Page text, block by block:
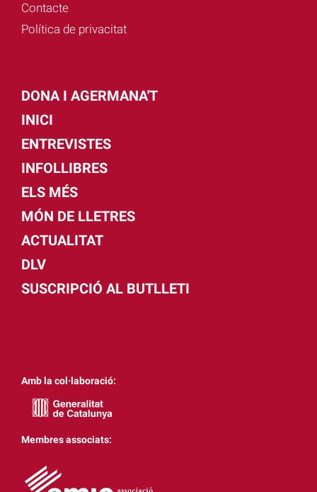
Contacte
Política de privacitat
DONA I AGERMANA'T
INICI
ENTREVISTES
INFOLLIBRES
ELS MÉS
MÓN DE LLETRES
ACTUALITAT
DLV
SUSCRIPCIÓ AL BUTLLETI
Amb la col·laboració:
Membres associats: